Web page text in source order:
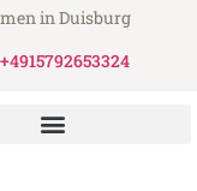
in Duisburg
+4915792653324